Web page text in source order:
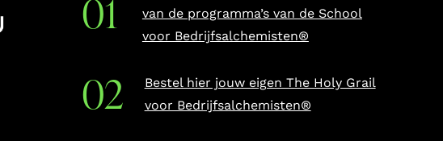
van de programma’s van de School
voor Bedrijfsalchemisten®
Bestel hier jouw eigen The Holy Grail
voor Bedrijfsalchemisten®